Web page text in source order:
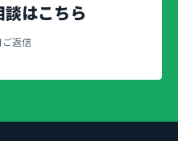
はこちら
返信